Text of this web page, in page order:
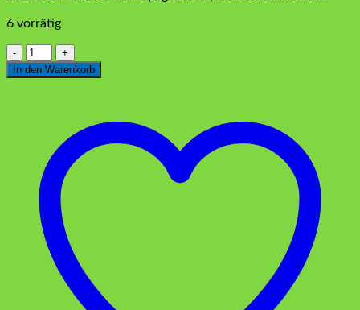
6 vorrätig
Svarowski
Bräutigam
Set
In den Warenkorb